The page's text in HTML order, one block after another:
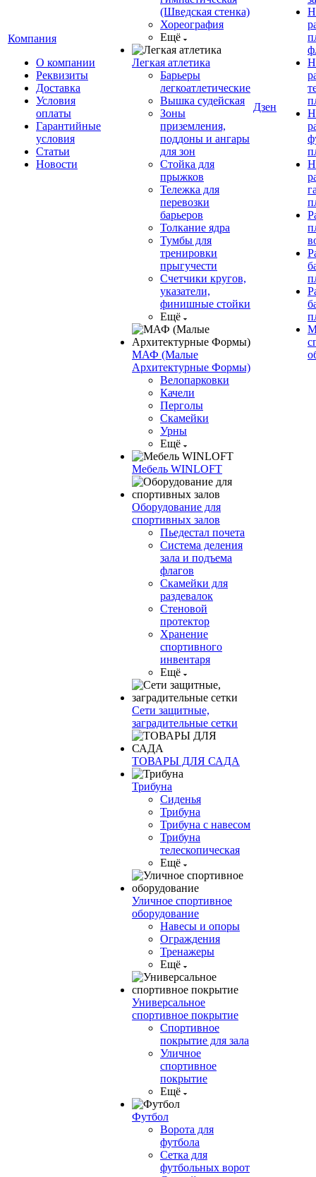
Компания
О компании
Реквизиты
Доставка
Условия
оплаты
Гарантийные
условия
Статьи
Новости
(Шведская стенка)
Хореография
Ещё
Легкая атлетика
Барьеры
легкоатлетические
Вышка судейская
Зоны
приземления,
поддоны и ангары
для зон
Стойка для
прыжков
Тележка для
перевозки
барьеров
Толкание ядра
Тумбы для
тренировки
прыгучести
Счетчики кругов,
указатели,
финишные стойки
Ещё
МАФ (Малые
Архитектурные Формы)
Велопарковки
Качели
Перголы
Скамейки
Урны
Ещё
Мебель WINLOFT
Оборудование для
спортивных залов
Пьедестал почета
Система деления
зала и подъема
флагов
Скамейки для
раздевалок
Стеновой
протектор
Хранение
спортивного
инвентаря
Ещё
Сети защитные,
заградительные сетки
ТОВАРЫ ДЛЯ САДА
Трибуна
Сиденья
Трибуна
Трибуна с навесом
Трибуна
телескопическая
Ещё
Уличное спортивное
оборудование
Навесы и опоры
Ограждения
Тренажеры
Ещё
Универсальное
спортивное покрытие
Спортивное
покрытие для зала
Уличное
спортивное
покрытие
Ещё
Футбол
Ворота для
футбола
Сетка для
футбольных ворот
Дзен